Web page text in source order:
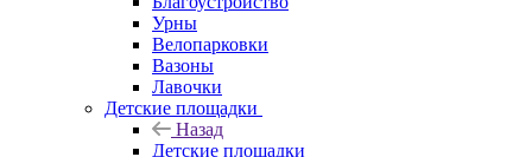
Урны
Велопарковки
Вазоны
Лавочки
Детские площадки
Назад
Детские площадки